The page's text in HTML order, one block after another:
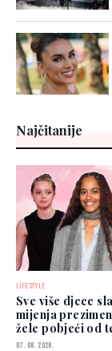
Najčitanije
LIFESTYLE
Sve više djece
mijenja
žele pobjeći od
poznatih
07. 08. 2026.